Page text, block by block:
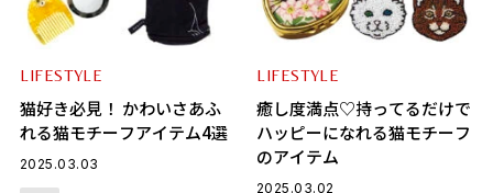
LIFESTYLE
猫好き必見！ かわいさあふ
れる猫モチーフアイテム4選
2025.03.03
LIFESTYLE
癒し度満点♡持ってるだけで
ハッピーになれる猫モチーフ
のアイテム
2025.03.02